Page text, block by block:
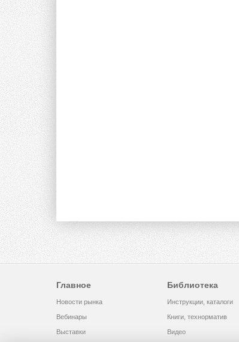
Главное
Новости рынка
Вебинары
Выставки
Библиотека
Инструкции, каталоги
Книги, технорматив
Видео